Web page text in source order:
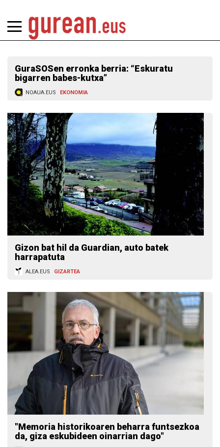
GuraSOSen erronka berria: “Eskuratu
bigarren babes-kutxa”
NOAUA.EUS EKONOMIA
Gizon bat hil da Guardian, auto batek
harrapatuta
ALEA.EUS GIZARTEA
"Memoria historikoaren beharra funtsezkoa
da, giza eskubideen oinarrian dago"